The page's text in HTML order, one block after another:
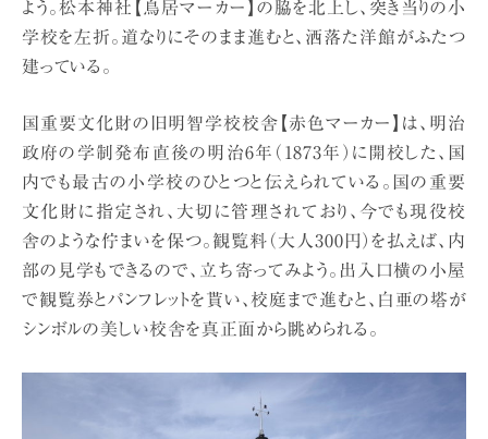
よう。松本神社【鳥居マーカー】の脇を北上し、突き当りの小
学校を左折。道なりにそのまま進むと、洒落た洋館がふたつ
建っている。
国重要文化財の旧明智学校校舎【赤色マーカー】は、明治
政府の学制発布直後の明治6年（1873年）に開校した、国
内でも最古の小学校のひとつと伝えられている。国の重要
文化財に指定され、大切に管理されており、今でも現役校
舎のような佇まいを保つ。観覧料（大人300円）を払えば、内
部の見学もできるので、立ち寄ってみよう。出入口横の小屋
で観覧券とパンフレットを貰い、校庭まで進むと、白亜の塔が
シンボルの美しい校舎を真正面から眺められる。